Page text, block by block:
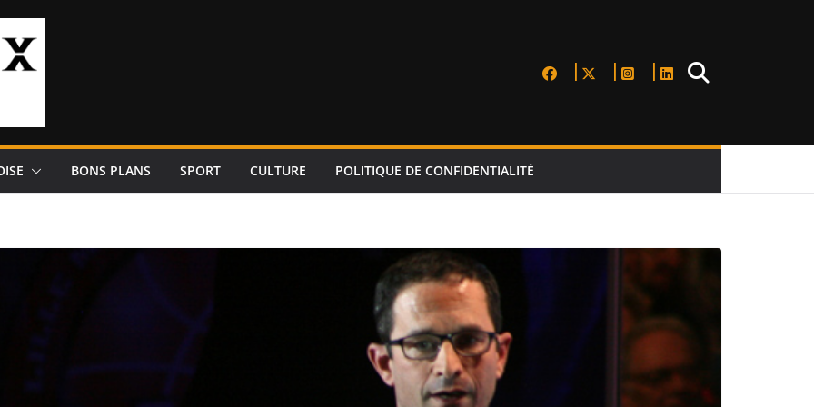
BONS PLANS SPORT CULTURE POLITIQUE DE CONFIDENTIALITÉ